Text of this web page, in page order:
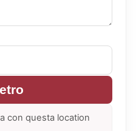
con questa location